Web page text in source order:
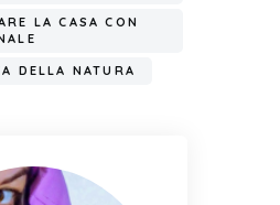
LA CASA CON
DELLA NATURA